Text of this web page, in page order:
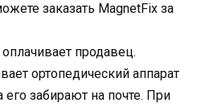
заказать MagnetFix за
продавец.
ортопедический аппарат
его забирают на почте. При